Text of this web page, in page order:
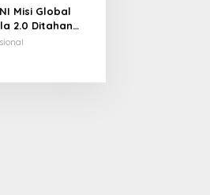
Misi Global
2.0 Ditahan
Dibebaskan
ke Istanbul